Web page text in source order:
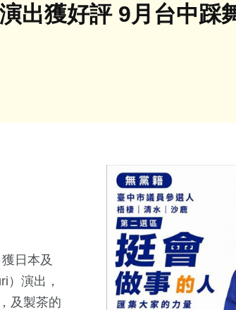
出獲好評 9月台中踩
日本及
）演出，
及製茶的